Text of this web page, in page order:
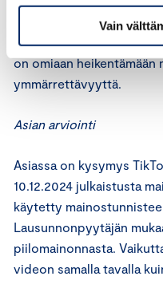
Vain
Tulee välttää sellaisen
joka kokonsa tai muun
on omiaan
ymmärrettävyyttä.
Asian arviointi
Asiassa on kysymys
10.12.2024 julkaistusta
käytetty
Lausunnonpyytäjän
piilomainonnasta.
videon samalla tavalla